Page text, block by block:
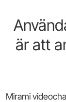
är att
Mirami